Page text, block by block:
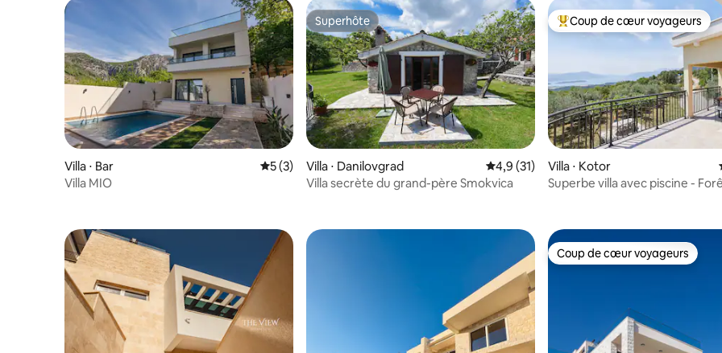
Villa ⋅ Bar Évaluation moyenne sur la base de 3 commentaires : 5 sur 5
5 (3)
Villa MIO
Superhôte
Superhôte
Villa ⋅ Danilovgrad Évaluation moyenne sur la base de 31
4,9 (31)
Villa secrète du grand-père Smokvica
Coups de cœur voyageurs les
Coup de cœur voyageurs
Villa ⋅ Kotor
Superbe villa avec piscine -
Coup de cœur voyageurs
Coup de cœur voyageurs